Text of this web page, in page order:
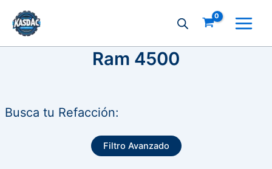
contenido
Ram 4500
Busca tu Refacción:
Filtro Avanzado